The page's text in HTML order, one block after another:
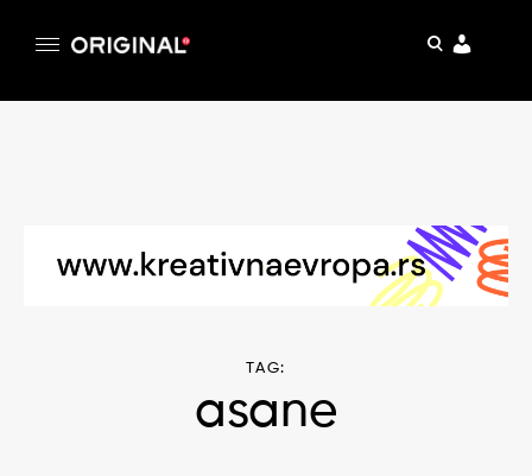
pretraga
TAG:
asane